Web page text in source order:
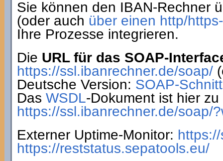
Sie können den IBAN-Rechner
(oder auch über einen http/
Ihre Prozesse integrieren.
Die URL für das SOAP-
https://ssl.ibanrechner.de/soap/
Deutsche Version: SOAP-
Das WSDL-Dokument ist hier
https://ssl.ibanrechner.de/soap/
Externer Uptime-Monitor:
https://reststatus.sepatools.eu/